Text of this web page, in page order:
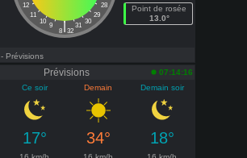
12
28
11
29
10
30
9 31
|
8 32
Point de rosée
13.0°
- Prévisions
Prévisions
07:14:16
Ce soir Demain Demain soir
17° 34° 18°